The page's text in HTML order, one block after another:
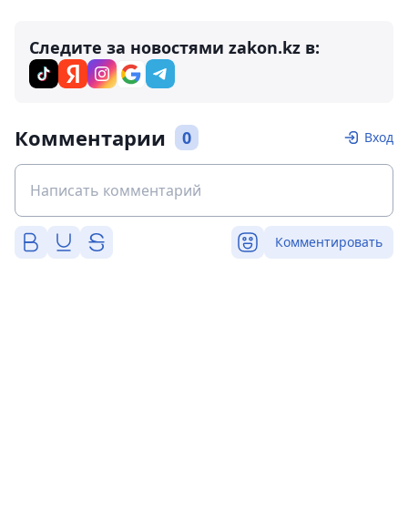
Следите за новостями zakon.kz в:
Комментарии 0 Вход
Комментировать